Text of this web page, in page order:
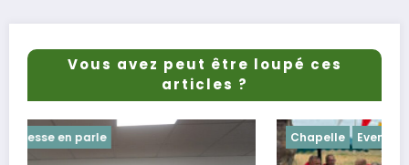
Vous avez peut être loupé ces
articles ?
Chapelle